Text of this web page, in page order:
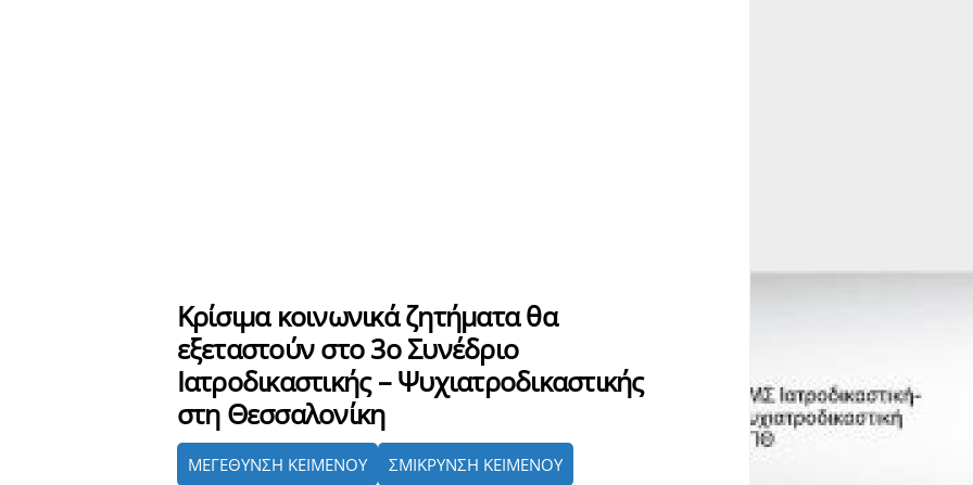
Κρίσιμα κοινωνικά ζητήματα θα
εξεταστούν στο 3o Συνέδριο
Ιατροδικαστικής – Ψυχιατροδικαστικής
στη Θεσσαλονίκη
ΜΕΓΕΘΥΝΣΗ ΚΕΙΜΕΝΟΥ ΣΜΙΚΡΥΝΣΗ ΚΕΙΜΕΝΟΥ